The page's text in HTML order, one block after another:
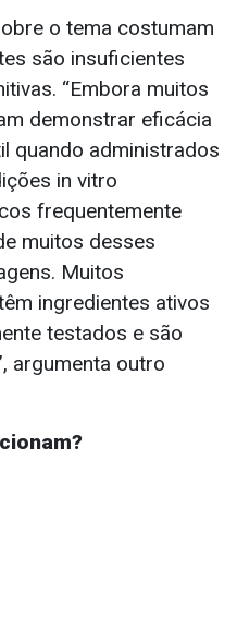
o tema costumam
são insuficientes
“Embora muitos
demonstrar eficácia
quando administrados
in vitro
frequentemente
muitos desses
Muitos
ingredientes ativos
testados e são
argumenta outro